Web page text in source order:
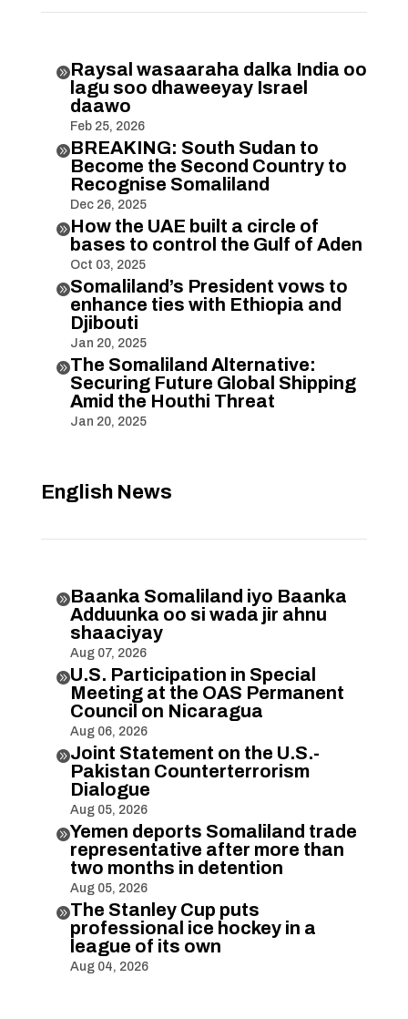
Raysal wasaaraha dalka India oo
lagu soo dhaweeyay Israel
daawo
Feb 25, 2026
BREAKING: South Sudan to
Become the Second Country to
Recognise Somaliland
Dec 26, 2025
How the UAE built a circle of
bases to control the Gulf of Aden
Oct 03, 2025
Somaliland’s President vows to
enhance ties with Ethiopia and
Djibouti
Jan 20, 2025
The Somaliland Alternative:
Securing Future Global Shipping
Amid the Houthi Threat
Jan 20, 2025
English News
Baanka Somaliland iyo Baanka
Adduunka oo si wada jir ahnu
shaaciyay
Aug 07, 2026
U.S. Participation in Special
Meeting at the OAS Permanent
Council on Nicaragua
Aug 06, 2026
Joint Statement on the U.S.-
Pakistan Counterterrorism
Dialogue
Aug 05, 2026
Yemen deports Somaliland trade
representative after more than
two months in detention
Aug 05, 2026
The Stanley Cup puts
professional ice hockey in a
league of its own
Aug 04, 2026